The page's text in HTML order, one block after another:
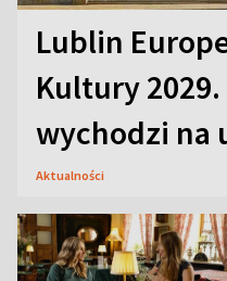
Lublin
Kultury
wychodzi na
Aktualności